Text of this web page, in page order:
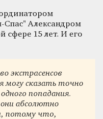
Александром
сфере 15 лет. И его
экстрасенсов
я могу сказать точно
попадания.
абсолютно
потому что,